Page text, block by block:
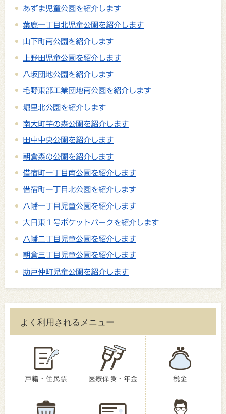
あずま児童公園を紹介します
葉鹿一丁目北児童公園を紹介します
山下町南公園を紹介します
上野田児童公園を紹介します
八坂団地公園を紹介します
毛野東部工業団地南公園を紹介します
堀里北公園を紹介します
南大町芋の森公園を紹介します
田中中央公園を紹介します
朝倉森の公園を紹介します
借宿町一丁目南公園を紹介します
借宿町一丁目北公園を紹介します
八幡一丁目児童公園を紹介します
大日東１号ポケットパークを紹介します
八幡二丁目児童公園を紹介します
朝倉三丁目児童公園を紹介します
助戸仲町児童公園を紹介します
よく利用されるメニュー
戸籍・住民票 医療保険・年金 税金